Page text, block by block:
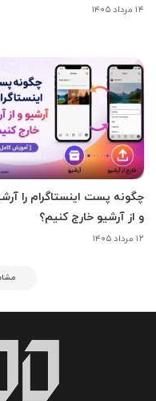
۱۴ مرداد ۱۴۰۵
چگونه پست اینستاگرام را
و از آرشیو خارج کنیم؟
۱۲ مرداد ۱۴۰۵